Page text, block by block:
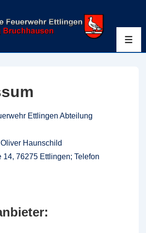
Ettlingen Abteilung
Haunschild
14, 76275 Ettlingen; Telefon